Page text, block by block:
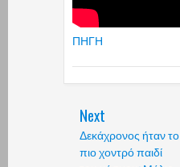
ΠΗΓΗ
Next
Δεκάχρονος ήταν το
πιο χοντρό παιδί